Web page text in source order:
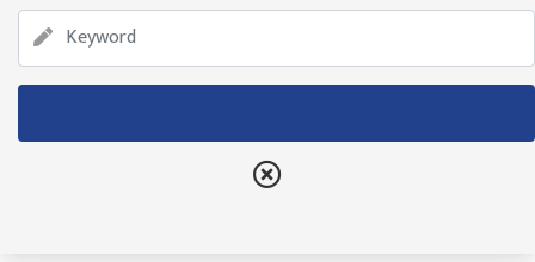
औचित्यहीन सरकारी निकाय खारेज
गर्ने सरकारको तयारी
August 17, 2025